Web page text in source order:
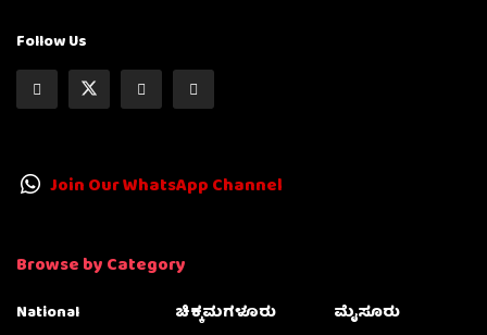
Follow Us
Join Our WhatsApp Channel
Browse by Category
National
ಚಿಕ್ಕಮಗಳೂರು
ಮೈಸೂರು